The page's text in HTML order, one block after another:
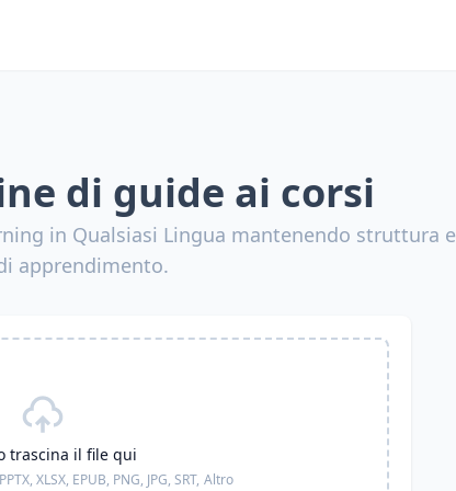
di guide ai corsi
in Qualsiasi Lingua mantenendo struttura e
apprendimento.
trascina il file qui
XLSX, EPUB, PNG, JPG, SRT, Altro